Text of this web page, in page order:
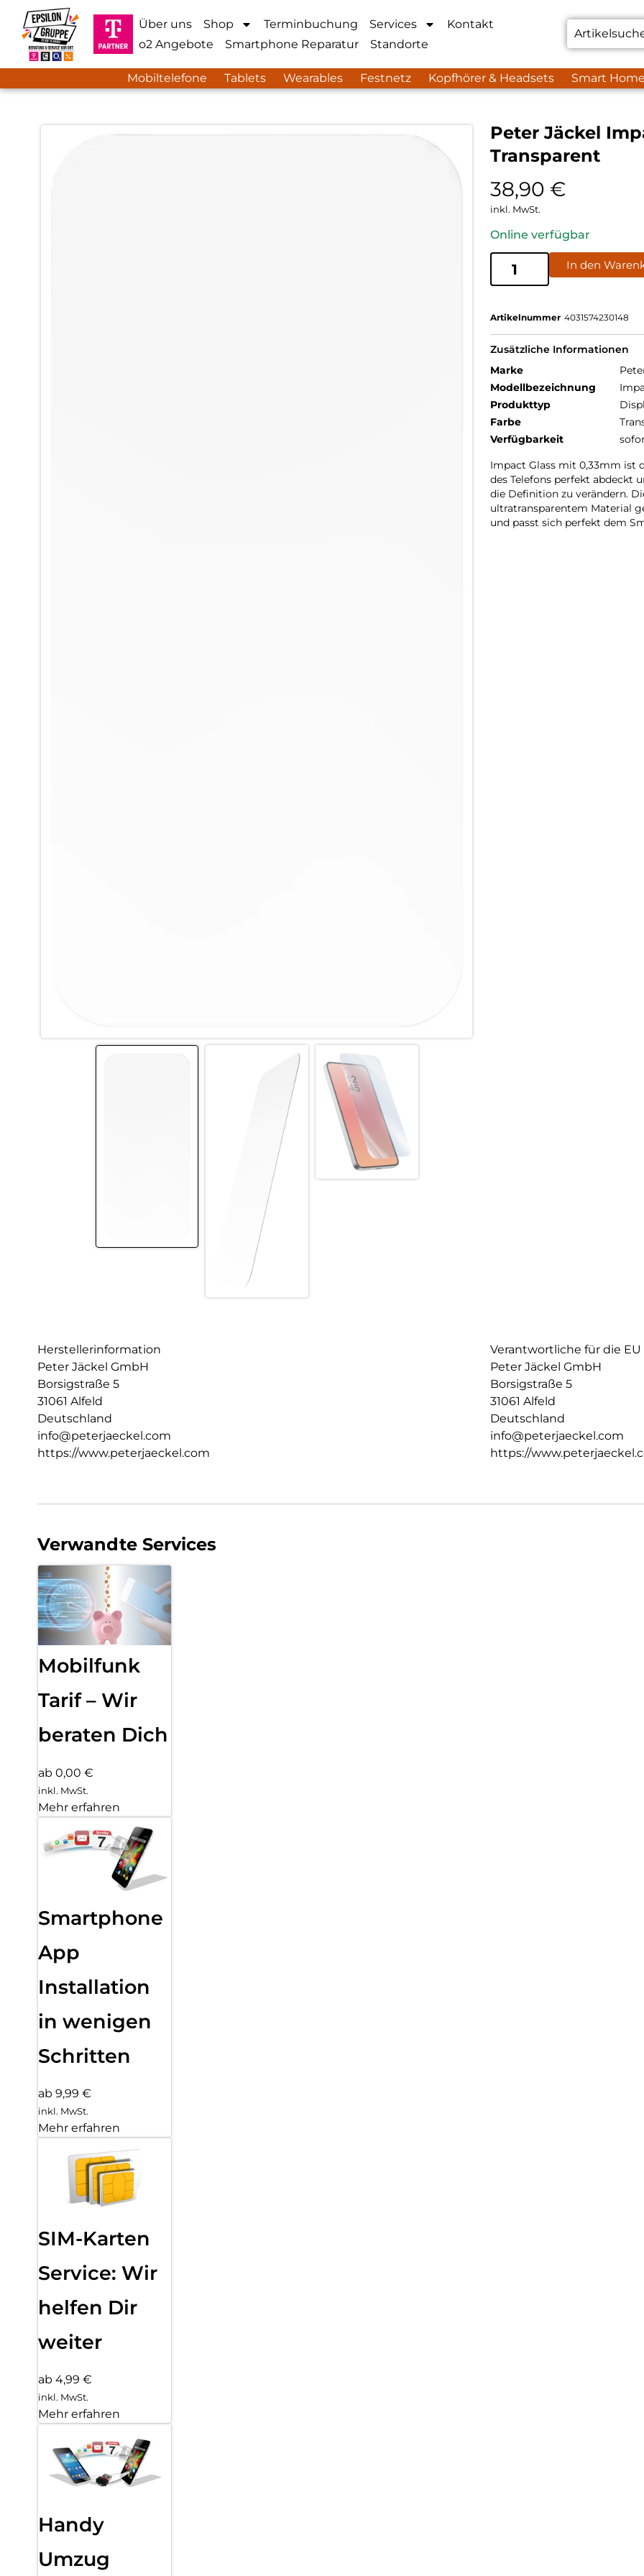
Über uns Shop Terminbuchung Services
Kontakt
o2 Angebote
Smartphone Reparatur Standorte
Mobiltelefone Tablets Wearables Festnetz Kopfhörer & Headsets Smart
Peter Jäckel
Transparent
38,90 €
inkl. MwSt.
Online verfügbar
In den
Artikelnummer 4031574230148
Zusätzliche Informationen
Marke
Modellbezeichnung
Produkttyp
Farbe
Verfügbarkeit
Impact Glass mit 0,33mm ist
des Telefons perfekt abdeckt
die Definition zu verändern.
ultratransparentem Material
und passt sich perfekt dem
Herstellerinformation
Peter Jäckel GmbH
Borsigstraße 5
31061 Alfeld
Deutschland
info@peterjaeckel.com
https://www.peterjaeckel.com
Verantwortliche für die EU
Peter Jäckel GmbH
Borsigstraße 5
31061 Alfeld
Deutschland
info@peterjaeckel.com
https://
Verwandte Services
Mobilfunk
Tarif – Wir
beraten Dich
ab 0,00 €
inkl. MwSt.
Mehr erfahren
Smartphone
App
Installation
in wenigen
Schritten
ab 9,99 €
inkl. MwSt.
Mehr erfahren
SIM-Karten
Service: Wir
helfen Dir
weiter
ab 4,99 €
inkl. MwSt.
Mehr erfahren
Handy
Umzug